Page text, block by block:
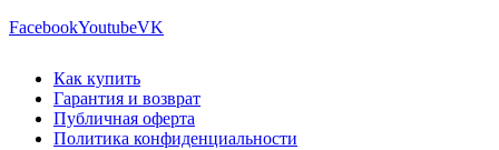
FacebookYoutubeVK
Как купить
Гарантия и возврат
Публичная оферта
Политика конфиденциальности